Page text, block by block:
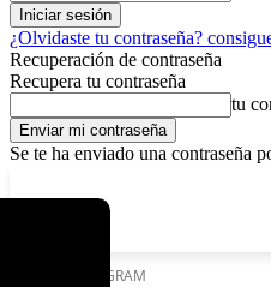
¿Olvidaste tu contraseña?
Recuperación de contraseña
Recupera tu contraseña
tu
Se te ha enviado una contraseña
UAGRAM